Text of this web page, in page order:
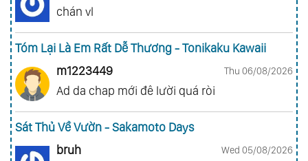
chán vl
Tóm Lại Là Em Rất Dễ Thương - Tonikaku Kawaii
m1223449
Thu 06/08/2026
Ad da chap mới đê lười quá ròi
Sát Thủ Về Vườn - Sakamoto Days
bruh
Wed 05/08/2026